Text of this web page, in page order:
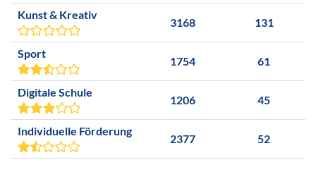
Kunst & Kreativ
3168 131
Sport
1754 61
Digitale Schule
1206 45
Individuelle Förderung
2377 52